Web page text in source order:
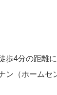
歩4分の距離
ン（ホームセ